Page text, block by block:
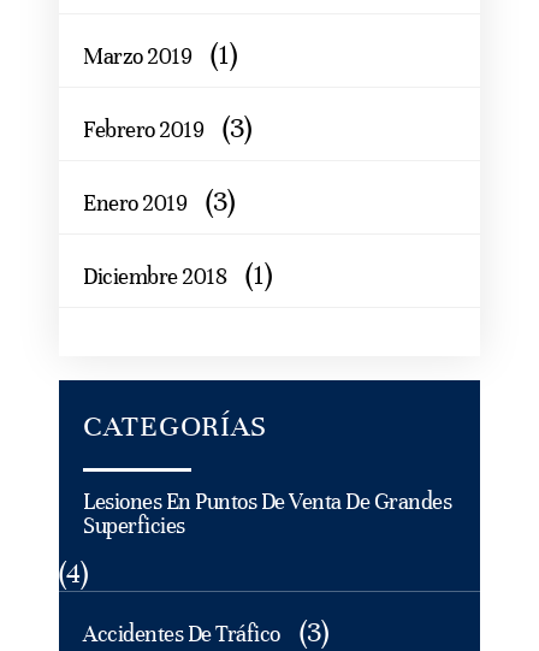
Marzo 2019 (1)
Febrero 2019 (3)
Enero 2019 (3)
Diciembre 2018 (1)
CATEGORÍAS
Lesiones En Puntos De Venta De Grandes
Superficies
(4)
Accidentes De Tráfico (3)